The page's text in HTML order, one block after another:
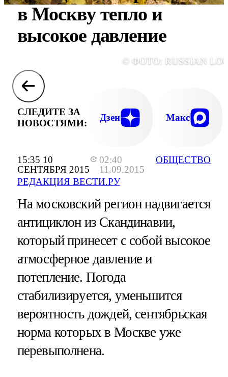
15:35 10
СЕНТЯБРЯ 2015
02:40
11.09.2015
РЕДАКЦИЯ ВЕСТИ.РУ
ОБЩЕСТВО
в Москву тепло и
высокое давление
© ФОТО: RUSSIAN
СЛЕДИТЕ ЗА
НОВОСТЯМИ:
Дзен Макс
На московский регион надвигается
антициклон из Скандинавии,
который принесет с собой высокое
атмосферное давление и
потепление. Погода
стабилизируется, уменьшится
вероятность дождей, сентябрьская
норма которых в Москве уже
перевыполнена.